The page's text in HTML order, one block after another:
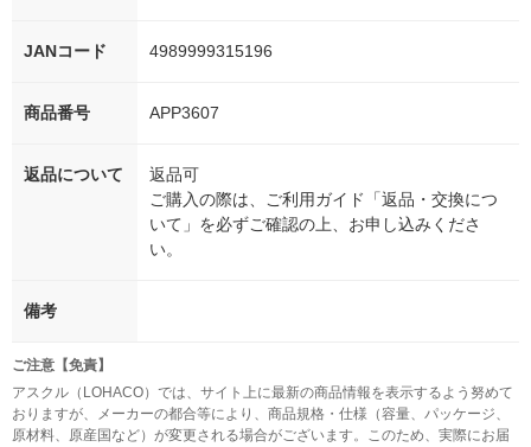
JANコード 4989999315196
商品番号 APP3607
返品について
返品可
ご購入の際は、ご利用ガイド「返品・交換につ
いて」を必ずご確認の上、お申し込みくださ
い。
備考
ご注意【免責】
アスクル（LOHACO）では、サイト上に最新の商品情報を表示するよう努めて
おりますが、メーカーの都合等により、商品規格・仕様（容量、パッケージ、
原材料、原産国など）が変更される場合がございます。このため、実際にお届